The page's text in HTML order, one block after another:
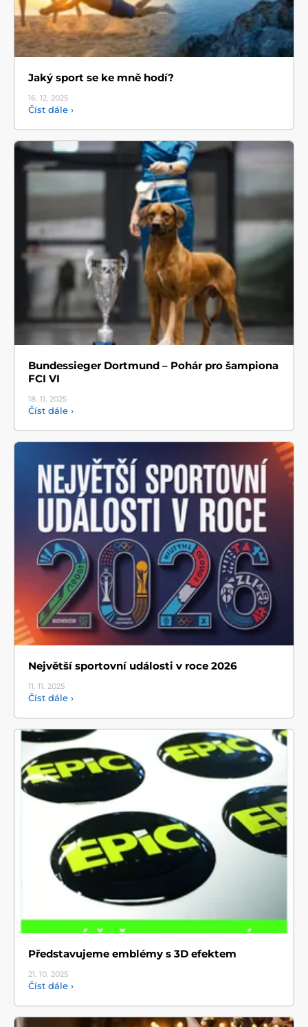
Jaký sport se ke mně hodí?
16. 12. 2025
Číst dále ›
Bundessieger Dortmund – Pohár pro šampiona
FCI VI
18. 11. 2025
Číst dále ›
Největší sportovní události v roce 2026
11. 11. 2025
Číst dále ›
Představujeme emblémy s 3D efektem
21. 10. 2025
Číst dále ›